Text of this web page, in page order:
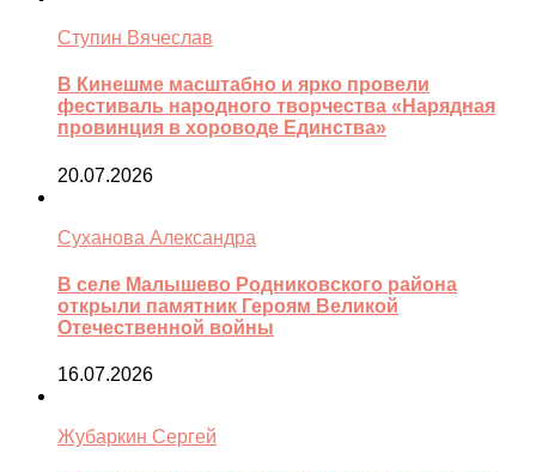
Ступин Вячеслав
В Кинешме масштабно и ярко провели
фестиваль народного творчества «Нарядная
провинция в хороводе Единства»
20.07.2026
Суханова Александра
В селе Малышево Родниковского района
открыли памятник Героям Великой
Отечественной войны
16.07.2026
Жубаркин Сергей